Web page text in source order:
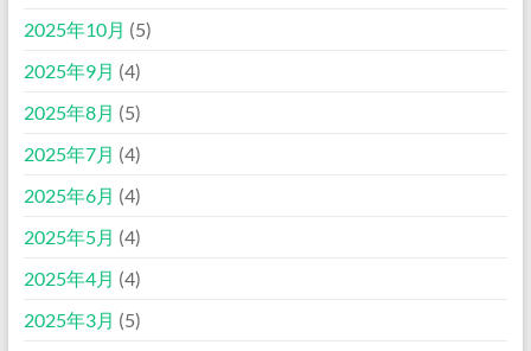
2025年10月 (5)
2025年9月 (4)
2025年8月 (5)
2025年7月 (4)
2025年6月 (4)
2025年5月 (4)
2025年4月 (4)
2025年3月 (5)